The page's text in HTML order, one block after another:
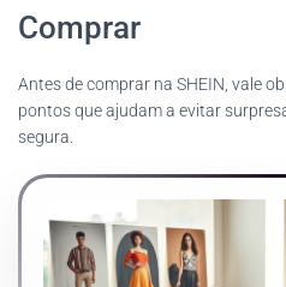
Comprar
Antes de comprar na SHEIN, vale
pontos que ajudam a evitar
segura.